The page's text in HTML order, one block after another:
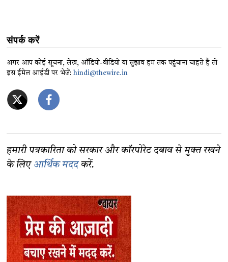
संपर्क करें
अगर आप कोई सूचना, लेख, ऑडियो-वीडियो या सुझाव हम तक पहुंचाना चाहते हैं तो
इस ईमेल आईडी पर भेजें: hindi@thewire.in
हमारी पत्रकारिता को सरकार और कॉरपोरेट दबाव से मुक्त रखने
के लिए आर्थिक मददकरें.